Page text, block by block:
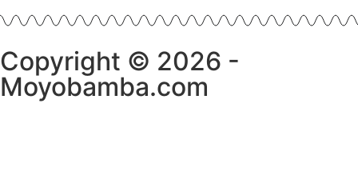
Copyright © 2026 -
Moyobamba.com